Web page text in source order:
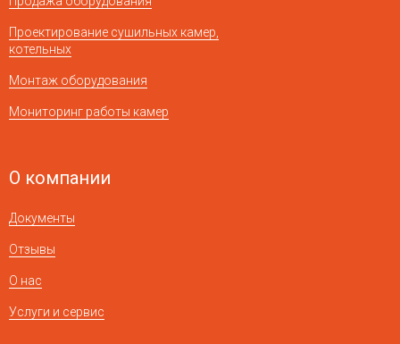
Проектирование сушильных камер,
котельных
Монтаж оборудования
Мониторинг работы камер
О компании
Документы
Отзывы
О нас
Услуги и сервис